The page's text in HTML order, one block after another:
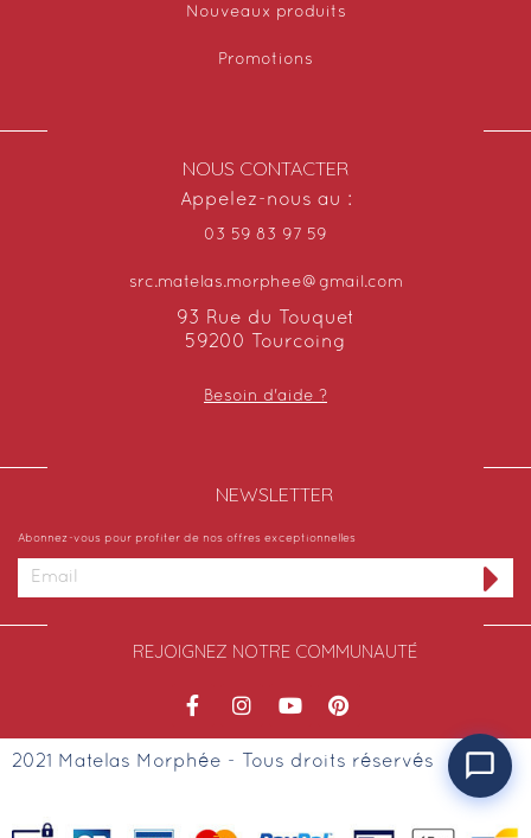
Nouveaux produits
Promotions
NOUS CONTACTER
Appelez-nous au :
03 59 83 97 59
src.matelas.morphee@gmail.com
93 Rue du Touquet
59200 Tourcoing
Besoin d'aide ?
NEWSLETTER​
Abonnez-vous pour profiter de nos offres exceptionnelles
REJOIGNEZ NOTRE COMMUNAUTÉ
2021 Matelas Morphée - Tous droits réservés